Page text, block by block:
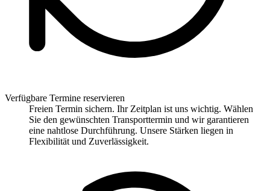
Verfügbare Termine reservieren
Freien Termin sichern. Ihr Zeitplan ist uns wichtig. Wählen
Sie den gewünschten Transporttermin und wir garantieren
eine nahtlose Durchführung. Unsere Stärken liegen in
Flexibilität und Zuverlässigkeit.